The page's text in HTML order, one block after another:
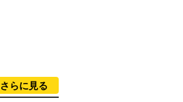
さらに見る